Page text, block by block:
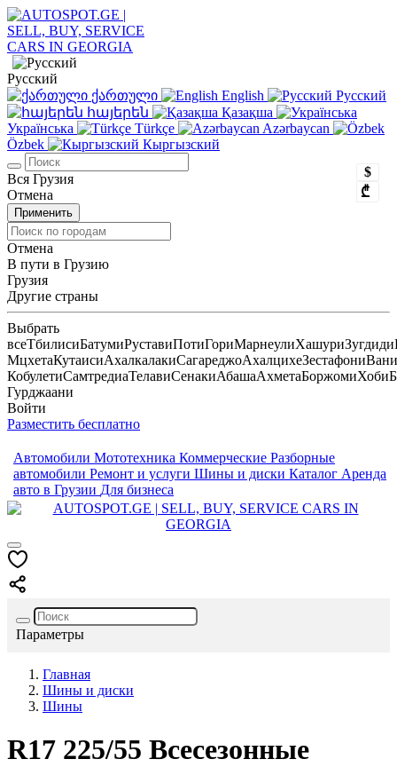
Русский
ქართული
English
Русский
հայերեն
Қазақша
Українська
Türkçe
Azərbaycan
Özbek
Кыргызский
$
₾
Вся Грузия
Отмена
Применить
Отмена
В пути в Грузию
Грузия
Другие страны
Выбрать
всеТбилисиБатумиРуставиПотиГориМарнеулиХашуриЗугдиди
МцхетаКутаисиАхалкалакиСагареджоАхалцихеЗестафониВани
КобулетиСамтредиаТелавиСенакиАбашаАхметаБоржомиХоби
Гурджаани
Войти
Разместить бесплатно
Автомобили Мототехника Коммерческие Разборные
автомобили Ремонт и услуги Шины и диски Каталог Аренда
авто в Грузии Для бизнеса
Параметры
Главная
Шины и диски
Шины
R17 225/55 Всесезонные